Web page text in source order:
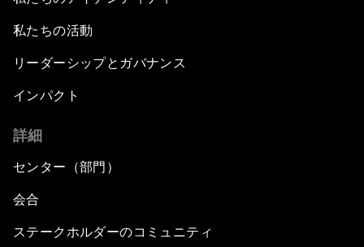
私たちの活動
リーダーシップとガバナンス
インパクト
詳細
センター（部門）
会合
ステークホルダーのコミュニティ